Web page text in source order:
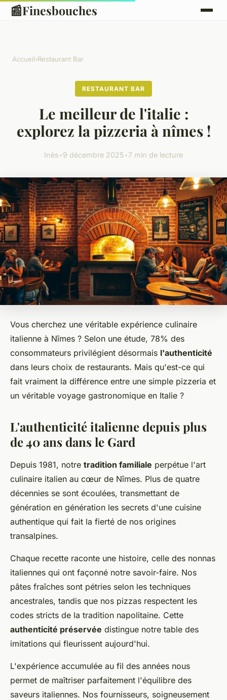
📰Finesbouches
Accueil›Restaurant Bar
RESTAURANT BAR
Le meilleur de l'italie :
explorez la pizzeria à nîmes !
Inès•9 décembre 2025•7 min de lecture
Vous cherchez une véritable expérience culinaire
italienne à Nîmes ? Selon une étude, 78% des
consommateurs privilégient désormais l'authenticité
dans leurs choix de restaurants. Mais qu'est-ce qui
fait vraiment la différence entre une simple pizzeria et
un véritable voyage gastronomique en Italie ?
L'authenticité italienne depuis plus
de 40 ans dans le Gard
Depuis 1981, notre tradition familiale perpétue l'art
culinaire italien au cœur de Nîmes. Plus de quatre
décennies se sont écoulées, transmettant de
génération en génération les secrets d'une cuisine
authentique qui fait la fierté de nos origines
transalpines.
Chaque recette raconte une histoire, celle des nonnas
italiennes qui ont façonné notre savoir-faire. Nos
pâtes fraîches sont pétries selon les techniques
ancestrales, tandis que nos pizzas respectent les
codes stricts de la tradition napolitaine. Cette
authenticité préservée distingue notre table des
imitations qui fleurissent aujourd'hui.
L'expérience accumulée au fil des années nous
permet de maîtriser parfaitement l'équilibre des
saveurs italiennes. Nos fournisseurs, soigneusement